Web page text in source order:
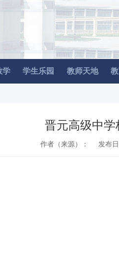
学 学生乐园 教师天地
晋元高级中
作者（来源）： 发布日